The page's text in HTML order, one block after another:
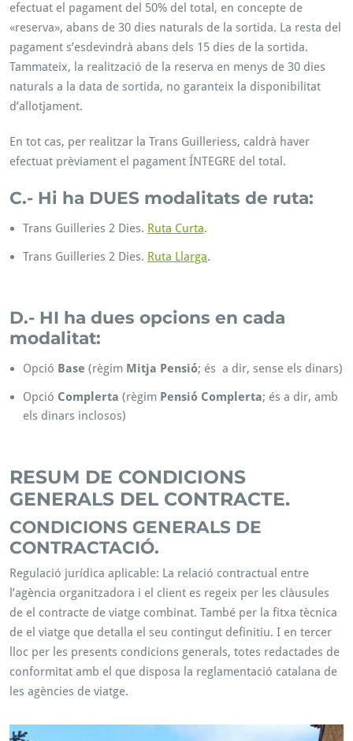
efectuat el pagament del 50% del total, en concepte de
«reserva», abans de 30 dies naturals de la sortida. La resta del
pagament s’esdevindrà abans dels 15 dies de la sortida.
Tammateix, la realització de la reserva en menys de 30 dies
naturals a la data de sortida, no garanteix la disponibilitat
d’allotjament.
En tot cas, per realitzar la Trans Guilleriess, caldrà haver
efectuat prèviament el pagament ÍNTEGRE del total.
C.- Hi ha DUES modalitats de ruta:
Trans Guilleries 2 Dies. Ruta Curta.
Trans Guilleries 2 Dies. Ruta Llarga.
D.- HI ha dues opcions en cada
modalitat:
Opció Base (règim Mitja Pensió; és a dir, sense els dinars)
Opció Complerta (règim Pensió Complerta; és a dir, amb
els dinars inclosos)
RESUM DE CONDICIONS
GENERALS DEL CONTRACTE.
CONDICIONS GENERALS DE
CONTRACTACIÓ.
Regulació jurídica aplicable: La relació contractual entre
l’agència organitzadora i el client es regeix per les clàusules
de el contracte de viatge combinat. També per la fitxa tècnica
de el viatge que detalla el seu contingut definitiu. I en tercer
lloc per les presents condicions generals, totes redactades de
conformitat amb el que disposa la reglamentació catalana de
les agències de viatge.